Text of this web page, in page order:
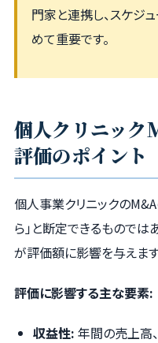
門家と連携し、スケジ
めて重要です。
個人クリニッ
評価のポイント
個人事業クリニックのM&A
ら」と断定できるものでは
が評価額に影響を与えます
評価に影響する主な要素:
収益性: 年間の売上高